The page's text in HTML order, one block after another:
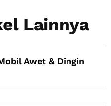
Lainnya
Awet & Dingin